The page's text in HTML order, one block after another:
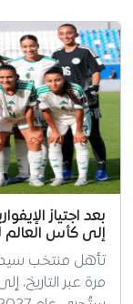
بعد اجتياز
إلى كأس العالم
تأهل منتخب
مرة عبر التاريخ،